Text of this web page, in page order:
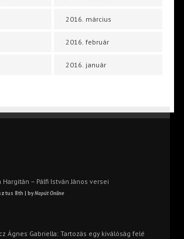
2016. március
2016. február
2016. január
Hargitán – Pálfi István János versei
8th | byNapút Online
Ágnes Gabriella: Tartozás egy kiválóság felé